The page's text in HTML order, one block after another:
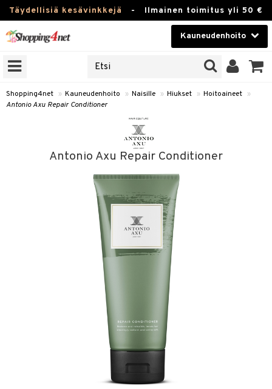
Täydellisiä kesävinkkejä - Ilmainen toimitus yli 50 €
Kauneudenhoito
Kauneudenhoito
Piilolinssit
Lelut, Lapsi & Vauva
Shopping4net » Kauneudenhoito » Naisille » Hiukset » Hoitoaineet »
Antonio Axu Repair Conditioner
Antonio Axu Repair Conditioner